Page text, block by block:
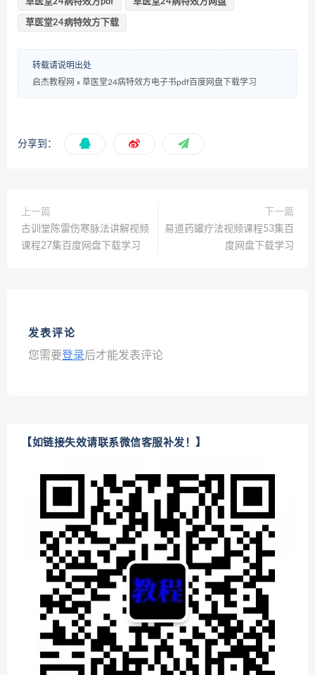
草医堂24病特效方下载
转载请说明出处
启杰教程网 » 草医堂24病特效方电子书pdf百度网盘下载学习
分享到：
上一篇
古训堂陈雷伤寒脉法讲解视频
课程27集百度网盘下载学习
下一篇
易道药罐疗法视频课程53集百
度网盘下载学习
发表评论
您需要登录后才能发表评论
【如链接失效请联系微信客服补发！】